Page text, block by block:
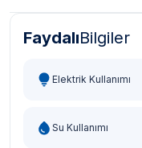
Türk Lirası - TL
FaydalıBilgiler
Elektrik Kullanımı
Su Kullanımı